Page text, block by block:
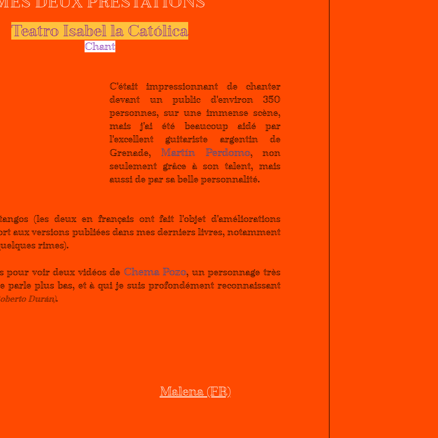
Teatro Isabel la Católica
Chant
C'était impressionnant de chanter
devant un public d'environ 350
personnes, sur une immense scène,
mais j'ai été beaucoup aidé par
l'excellent guitariste argentin de
Grenade, Martín Perdomo, non
seulement grâce à son talent, mais
aussi de par sa belle personnalité.
(les deux en français ont fait l'objet d'améliorations
aux versions publiées dans mes derniers livres, notamment
rimes).
pour voir deux vidéos de Chema Pozo, un personnage très
parle plus bas, et à qui je suis profondément reconnaissant
Durán).
Malena (FR)